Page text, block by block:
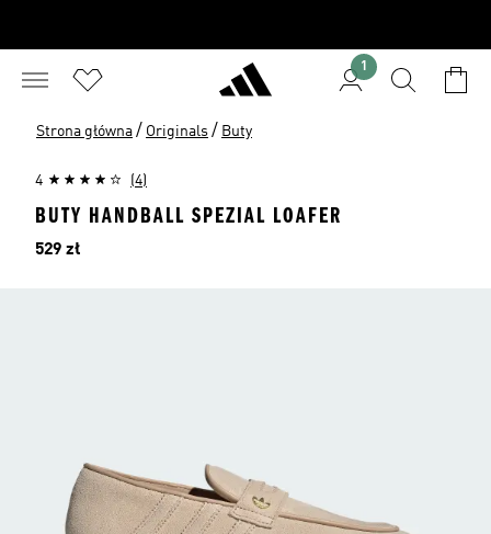
1
Strona główna / Originals / Buty
4 (4)
BUTY HANDBALL SPEZIAL LOAFER
Cena
529 zł